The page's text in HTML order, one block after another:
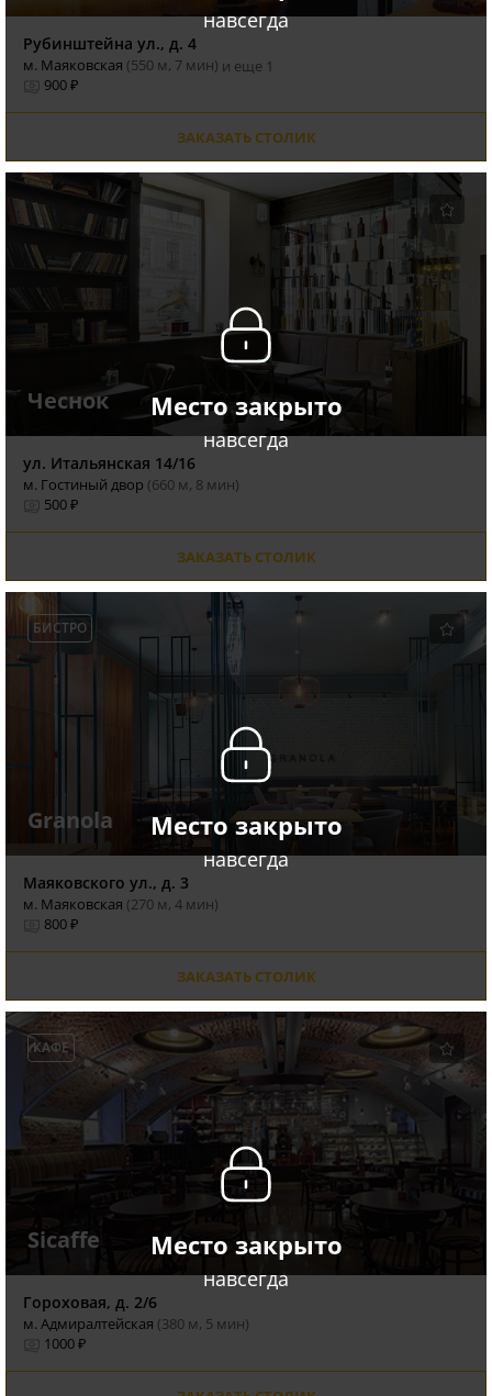
навсегда
Рубинштейна ул., д. 4
м. Маяковская (550 м, 7 мин) и еще 1
900 ₽
ЗАКАЗАТЬ СТОЛИК
Место закрыто
навсегда
Чеснок
ул. Итальянская 14/16
м. Гостиный двор (660 м, 8 мин)
500 ₽
ЗАКАЗАТЬ СТОЛИК
Место закрыто
навсегда
БИСТРО
Granola
Маяковского ул., д. 3
м. Маяковская (270 м, 4 мин)
800 ₽
ЗАКАЗАТЬ СТОЛИК
Место закрыто
навсегда
КАФЕ
Sicaffe
Гороховая, д. 2/6
м. Адмиралтейская (380 м, 5 мин)
1000 ₽